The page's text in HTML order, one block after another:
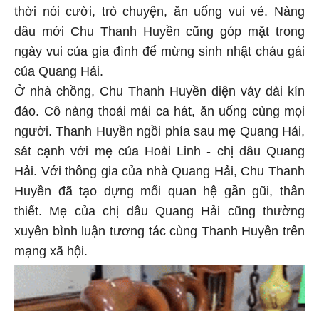
thời nói cười, trò chuyện, ăn uống vui vẻ. Nàng
dâu mới Chu Thanh Huyền cũng góp mặt trong
ngày vui của gia đình để mừng sinh nhật cháu gái
của Quang Hải.
Ở nhà chồng, Chu Thanh Huyền diện váy dài kín
đáo. Cô nàng thoải mái ca hát, ăn uống cùng mọi
người. Thanh Huyền ngồi phía sau mẹ Quang Hải,
sát cạnh với mẹ của Hoài Linh - chị dâu Quang
Hải. Với thông gia của nhà Quang Hải, Chu Thanh
Huyền đã tạo dựng mối quan hệ gần gũi, thân
thiết. Mẹ của chị dâu Quang Hải cũng thường
xuyên bình luận tương tác cùng Thanh Huyền trên
mạng xã hội.